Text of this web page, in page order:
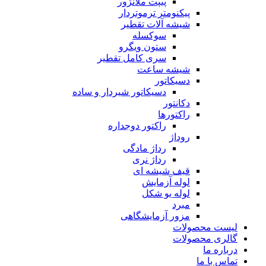
پیکنومتر ترموتردار
شیشه آلات تقطیر
سوکسله
ستون ویگرو
سری کامل تقطیر
شیشه ساعت
دسیکاتور
دسیکاتور شیردار و ساده
دکانتور
راکتورها
راکتور دوجداره
روداژ
رداژ مادگی
رداژ نری
قیف شیشه ای
لوله آزمایش
لوله یو شکل
مبرد
مزور آزمایشگاهی
لیست محصولات
گالری محصولات
درباره ما
تماس با ما